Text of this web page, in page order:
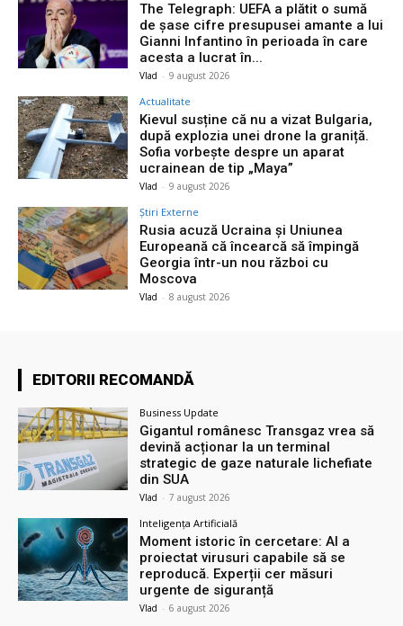
The Telegraph: UEFA a plătit o sumă
de șase cifre presupusei amante a lui
Gianni Infantino în perioada în care
acesta a lucrat în...
Vlad - 9 august 2026
Actualitate
Kievul susține că nu a vizat Bulgaria,
după explozia unei drone la graniță.
Sofia vorbește despre un aparat
ucrainean de tip „Maya”
Vlad - 9 august 2026
Știri Externe
Rusia acuză Ucraina și Uniunea
Europeană că încearcă să împingă
Georgia într-un nou război cu
Moscova
Vlad - 8 august 2026
EDITORII RECOMANDĂ
Business Update
Gigantul românesc Transgaz vrea să
devină acționar la un terminal
strategic de gaze naturale lichefiate
din SUA
Vlad - 7 august 2026
Inteligența Artificială
Moment istoric în cercetare: AI a
proiectat virusuri capabile să se
reproducă. Experții cer măsuri
urgente de siguranță
Vlad - 6 august 2026